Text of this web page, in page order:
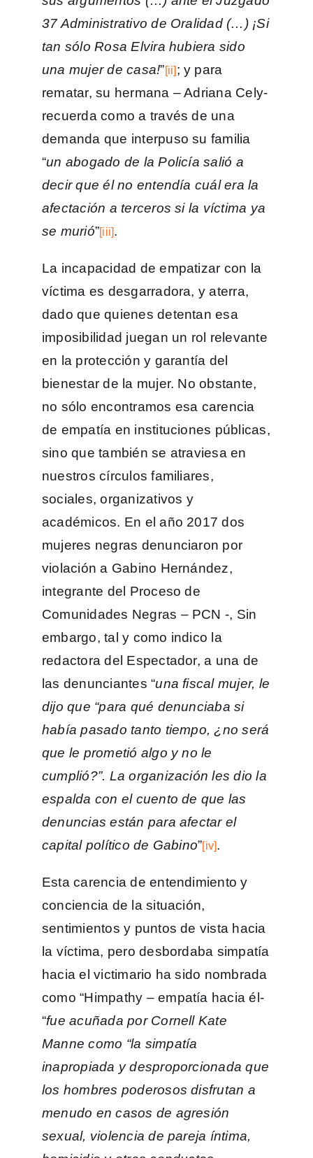
37 Administrativo de Oralidad (…) ¡Si
tan sólo Rosa Elvira hubiera sido
una mujer de casa!”[ii] ; y para
rematar, su hermana – Adriana Cely-
recuerda como a través de una
demanda que interpuso su familia
“un abogado de la Policía salió a
decir que él no entendía cuál era la
afectación a terceros si la víctima ya
se murió”[iii].
La incapacidad de empatizar con la
víctima es desgarradora, y aterra,
dado que quienes detentan esa
imposibilidad juegan un rol relevante
en la protección y garantía del
bienestar de la mujer. No obstante,
no sólo encontramos esa carencia
de empatía en instituciones públicas,
sino que también se atraviesa en
nuestros círculos familiares,
sociales, organizativos y
académicos. En el año 2017 dos
mujeres negras denunciaron por
violación a Gabino Hernández,
integrante del Proceso de
Comunidades Negras – PCN -, Sin
embargo, tal y como indico la
redactora del Espectador, a una de
las denunciantes “una fiscal mujer, le
dijo que “para qué denunciaba si
había pasado tanto tiempo, ¿no será
que le prometió algo y no le
cumplió?”. La organización les dio la
espalda con el cuento de que las
denuncias están para afectar el
capital político de Gabino”[iv].
Esta carencia de entendimiento y
conciencia de la situación,
sentimientos y puntos de vista hacia
la víctima, pero desbordaba simpatía
hacia el victimario ha sido nombrada
como “Himpathy – empatía hacia él-
“fue acuñada por Cornell Kate
Manne como “la simpatía
inapropiada y desproporcionada que
los hombres poderosos disfrutan a
menudo en casos de agresión
sexual, violencia de pareja íntima,